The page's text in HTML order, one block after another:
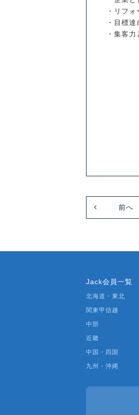
・リフ
・目標
・集客
前へ
Jack会員一覧
北海道・東北
関東甲信越
中部
近畿
中国・四国
九州・沖縄